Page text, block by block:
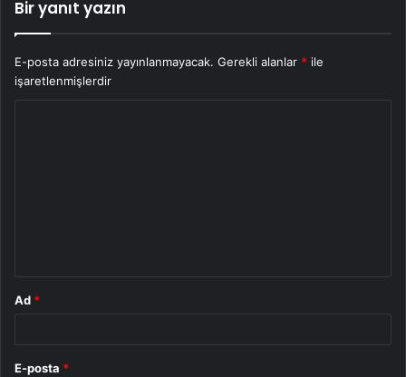
Bir yanıt yazın
E-posta adresiniz yayınlanmayacak. Gerekli alanlar * ile
işaretlenmişlerdir
Ad *
E-posta *